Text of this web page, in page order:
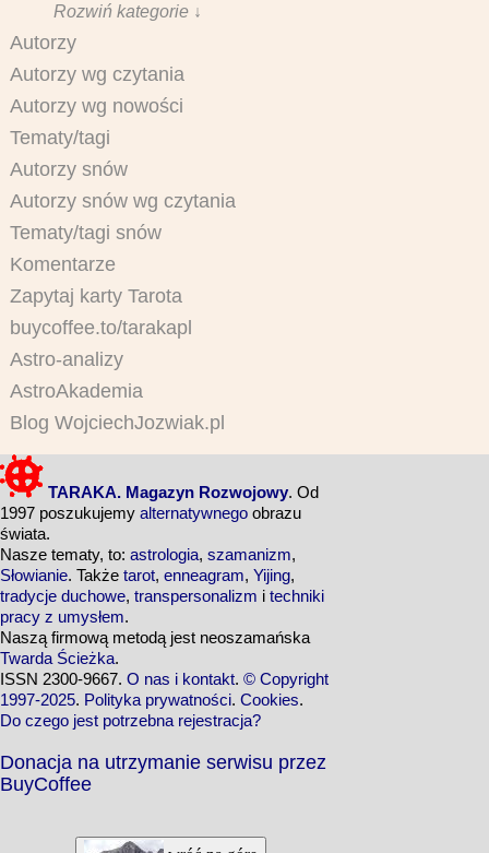
Rozwiń kategorie ↓
Autorzy
Autorzy wg czytania
Autorzy wg nowości
Tematy/tagi
Autorzy snów
Autorzy snów wg czytania
Tematy/tagi snów
Komentarze
Zapytaj karty Tarota
buycoffee.to/tarakapl
Astro-analizy
AstroAkademia
Blog WojciechJozwiak.pl
TARAKA. Magazyn Rozwojowy. Od
1997 poszukujemy alternatywnego obrazu
świata.
Nasze tematy, to: astrologia, szamanizm,
Słowianie. Także tarot, enneagram, Yijing,
tradycje duchowe, transpersonalizm i techniki
pracy z umysłem.
Naszą firmową metodą jest neoszamańska
Twarda Ścieżka.
ISSN 2300-9667. O nas i kontakt. © Copyright
1997-2025. Polityka prywatności. Cookies.
Do czego jest potrzebna rejestracja?
Donacja na utrzymanie serwisu przez
BuyCoffee